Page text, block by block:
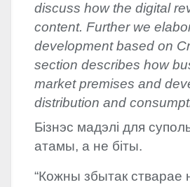
discuss how the digital
content. Further we
development based on
section describes how
market premises and
distribution and
Бізнэс мадэлі для
атамы, а не біты.
“Кожны збытак стварае